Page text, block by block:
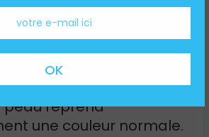
anti-
.L’action de cette huile
de moustiques est
instantanée : la douleur
se
reprend
une couleur normale.